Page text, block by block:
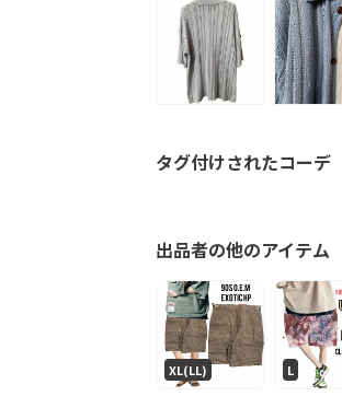
タグ付けされたコーデ
出品者の他のアイテム
XL(LL) L